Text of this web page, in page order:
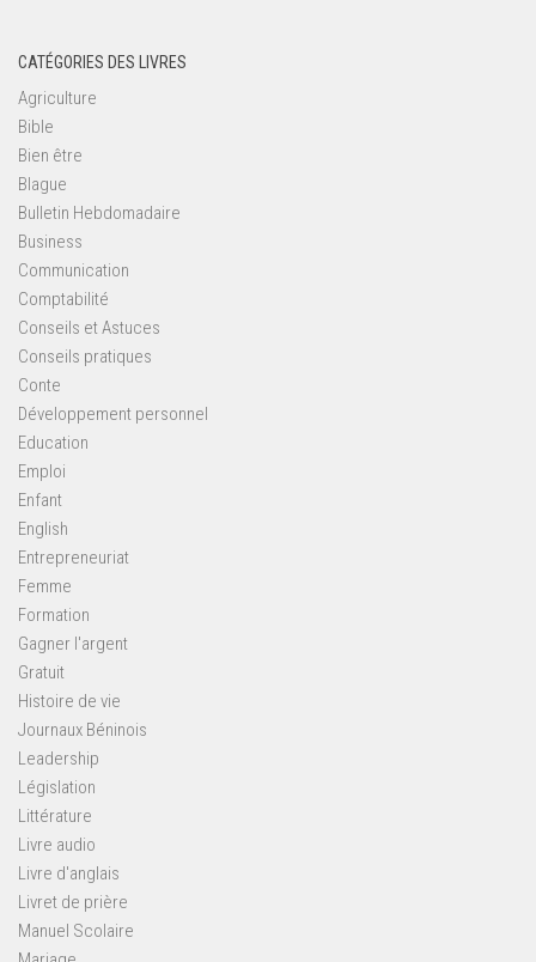
CATÉGORIES DES LIVRES
Agriculture
Bible
Bien être
Blague
Bulletin Hebdomadaire
Business
Communication
Comptabilité
Conseils et Astuces
Conseils pratiques
Conte
Développement personnel
Education
Emploi
Enfant
English
Entrepreneuriat
Femme
Formation
Gagner l'argent
Gratuit
Histoire de vie
Journaux Béninois
Leadership
Législation
Littérature
Livre audio
Livre d'anglais
Livret de prière
Manuel Scolaire